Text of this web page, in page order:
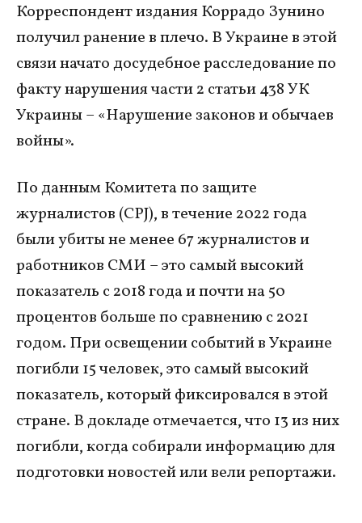
Корреспондент издания Коррадо Зунино
получил ранение в плечо. В Украине в этой
связи начато досудебное расследование по
факту нарушения части 2 статьи 438 УК
Украины – «Нарушение законов и обычаев
войны».
По данным Комитета по защите
журналистов (CPJ), в течение 2022 года
были убиты не менее 67 журналистов и
работников СМИ – это самый высокий
показатель с 2018 года и почти на 50
процентов больше по сравнению с 2021
годом. При освещении событий в Украине
погибли 15 человек, это самый высокий
показатель, который фиксировался в этой
стране. В докладе отмечается, что 13 из них
погибли, когда собирали информацию для
подготовки новостей или вели репортажи.